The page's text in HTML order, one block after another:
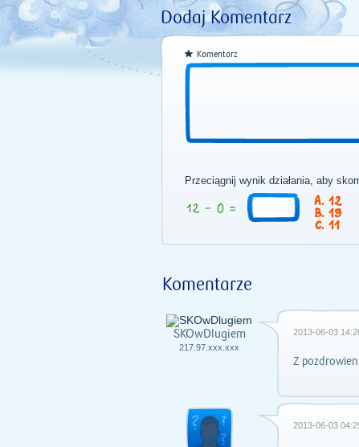
Dodaj Komentarz
Komentarz
Przeciągnij wynik działania, aby
12
19
11
Komentarze
SKOwDlugiem
217.97.xxx.xxx
2013-06-03
Z
2013-06-03